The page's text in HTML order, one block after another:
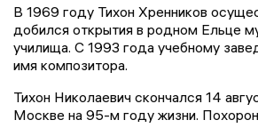
В 1969 году Тихон Хренников
добился открытия в родном Ельце
училища. С 1993 года учебному
имя композитора.
Тихон Николаевич скончался 14
Москве на 95-м году жизни.